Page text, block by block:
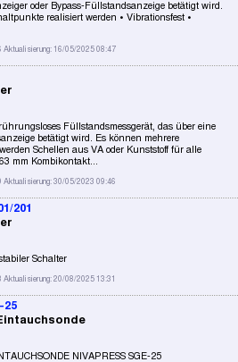
oder Bypass-Füllstandsanzeige betätigt wird.
realisiert werden • Vibrationsfest •
16/05/2025 08:47
Füllstandsmessgerät, das über eine
betätigt wird. Es können mehrere
Schellen aus VA oder Kunststoff für alle
mm Kombikontakt...
30/05/2023 09:46
201
Schalter
20/08/2025 13:31
25
NIVAPRESS SGE-25